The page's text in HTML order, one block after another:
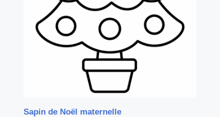
Sapin de Noël maternelle